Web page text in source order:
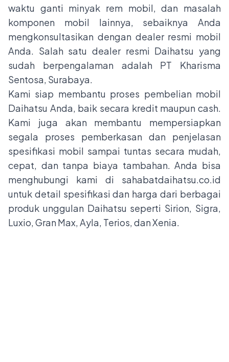
waktu ganti minyak rem mobil, dan masalah
komponen mobil lainnya, sebaiknya Anda
mengkonsultasikan dengan dealer resmi mobil
Anda. Salah satu dealer resmi Daihatsu yang
sudah berpengalaman adalah PT Kharisma
Sentosa, Surabaya.
Kami siap membantu proses pembelian mobil
Daihatsu Anda, baik secara kredit maupun cash.
Kami juga akan membantu mempersiapkan
segala proses pemberkasan dan penjelasan
spesifikasi mobil sampai tuntas secara mudah,
cepat, dan tanpa biaya tambahan. Anda bisa
menghubungi kami di sahabatdaihatsu.co.id
untuk detail spesifikasi dan harga dari berbagai
produk unggulan Daihatsu seperti Sirion, Sigra,
Luxio, Gran Max, Ayla, Terios, dan Xenia.